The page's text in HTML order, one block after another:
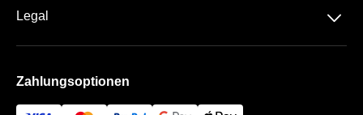
Basketball
Handball
Rock-Metal
Legal 􀆈
Zahlungsoptionen